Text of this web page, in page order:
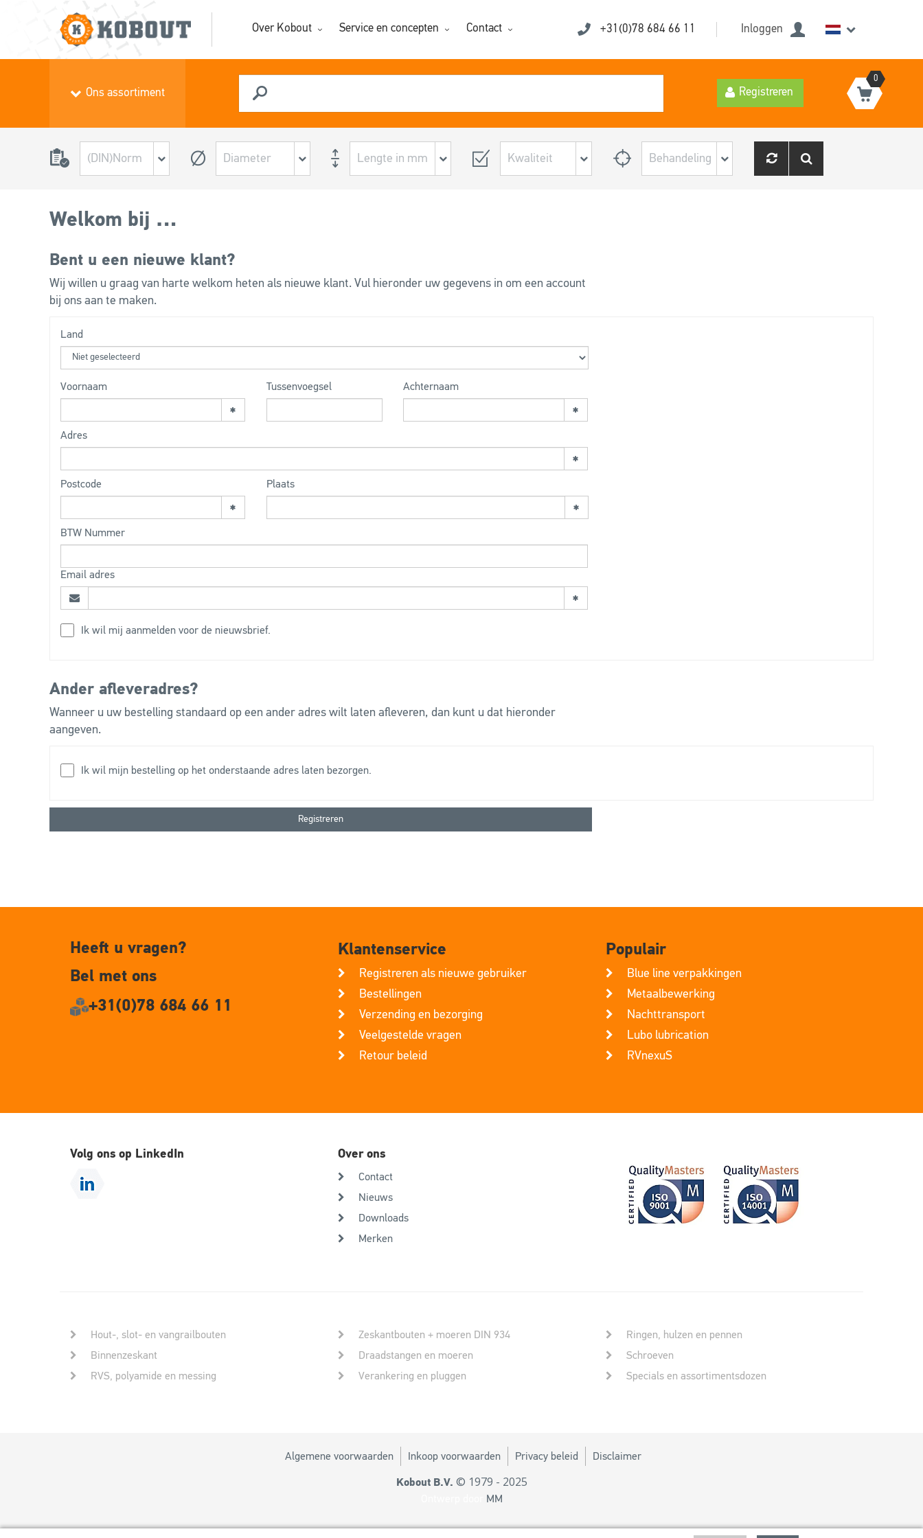
Over Kobout Service en concepten Contact +31(0)78 684 66 11 Inloggen
Ons assortiment Registreren
0
Welkom bij …
Bent u een nieuwe klant?
Wij willen u graag van harte welkom heten als nieuwe klant. Vul hieronder uw gegevens in om een account
bij ons aan te maken.
Land
Voornaam Tussenvoegsel Achternaam
Adres
Postcode Plaats
BTW Nummer
Email adres
Ik wil mij aanmelden voor de nieuwsbrief.
Ander afleveradres?
Wanneer u uw bestelling standaard op een ander adres wilt laten afleveren, dan kunt u dat hieronder
aangeven.
Ik wil mijn bestelling op het onderstaande adres laten bezorgen.
Heeft u vragen?
Bel met ons
+31(0)78 684 66 11
Klantenservice
Registreren als nieuwe gebruiker
Bestellingen
Verzending en bezorging
Veelgestelde vragen
Retour beleid
Populair
Blue line verpakkingen
Metaalbewerking
Nachttransport
Lubo lubrication
RVnexuS
Volg ons op LinkedIn Over ons
Contact
Nieuws
Downloads
Merken
Hout-, slot- en vangrailbouten
Binnenzeskant
RVS, polyamide en messing
Zeskantbouten + moeren DIN 934
Draadstangen en moeren
Verankering en pluggen
Ringen, hulzen en pennen
Schroeven
Specials en assortimentsdozen
Algemene voorwaarden Inkoop voorwaarden Privacy beleid Disclaimer
Kobout B.V. © 1979 - 2025
MM